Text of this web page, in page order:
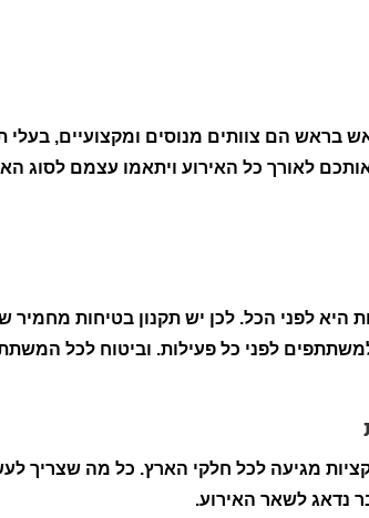
בראש הם צוותים מנוסים ומקצועיים, בעלי
לאורך כל האירוע ויתאמו עצמם לסוג
היא לפני הכל. לכן יש תקנון בטיחות מחמיר
לפני כל פעילות. וביטוח לכל
מגיעה לכל חלקי הארץ. כל מה שצריך
נדאג לשאר האירוע.